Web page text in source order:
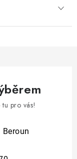
pro vás!